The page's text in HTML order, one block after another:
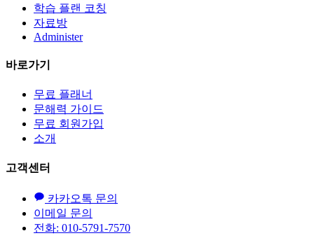
학습 플랜 코칭
자료방
Administer
바로가기
무료 플래너
문해력 가이드
무료 회원가입
소개
고객센터
카카오톡 문의
이메일 문의
전화: 010-5791-7570